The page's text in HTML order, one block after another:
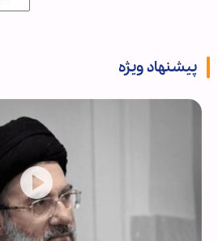
پیشنهاد ویژه